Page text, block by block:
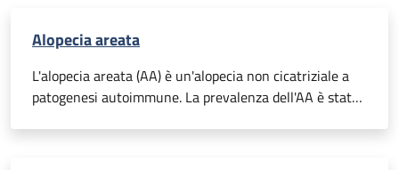
percentuale di popolazione.
Alopecia areata
L'alopecia areata (AA) è un'alopecia non cicatriziale a
patogenesi autoimmune. La prevalenza dell'AA è stata